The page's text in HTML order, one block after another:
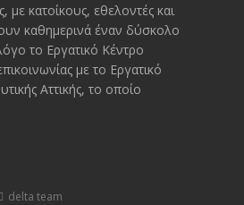
με κατοίκους, εθελοντές και
καθημερινά έναν δύσκολο
το Εργατικό Κέντρο
με το Εργατικό
Αττικής, το οποίο
delta team